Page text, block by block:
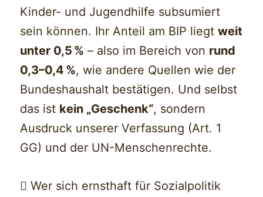
Kinder- und Jugendhilfe subsumiert
sein können. Ihr Anteil am BIP liegtweit
unter 0,5 % – also im Bereich von rund
0,3–0,4 %, wie andere Quellen wie der
Bundeshaushalt bestätigen. Und selbst
das ist kein „Geschenk“, sondern
Ausdruck unserer Verfassung (Art. 1
GG) und der UN-Menschenrechte.
 Wer sich ernsthaft für Sozialpolitik